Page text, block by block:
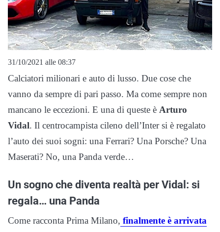
31/10/2021 alle 08:37
Calciatori milionari e auto di lusso. Due cose che
vanno da sempre di pari passo. Ma come sempre non
mancano le eccezioni. E una di queste è Arturo
Vidal. Il centrocampista cileno dell’Inter si è regalato
l’auto dei suoi sogni: una Ferrari? Una Porsche? Una
Maserati? No, una Panda verde…
Un sogno che diventa realtà per Vidal: si
regala… una Panda
Come racconta Prima Milano, finalmente è arrivata